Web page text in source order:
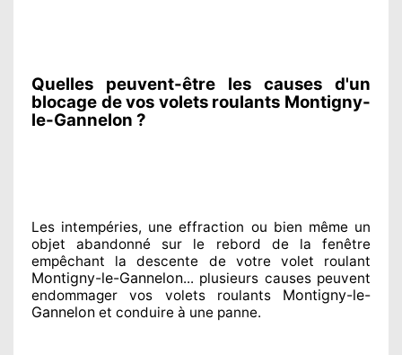
Quelles peuvent-être les causes d'un
blocage de vos volets roulants Montigny-
le-Gannelon ?
Les intempéries, une effraction ou bien même un
objet abandonné sur le rebord de la fenêtre
empêchant la descente de votre volet roulant
Montigny-le-Gannelon... plusieurs causes peuvent
endommager vos volets roulants Montigny-le-
Gannelon et conduire à une panne.